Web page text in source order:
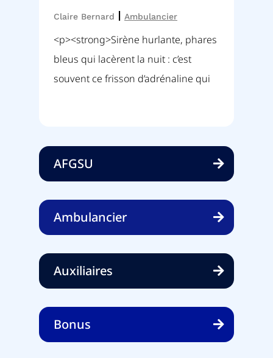
Claire Bernard | Ambulancier
<p><strong>Sirène hurlante, phares
bleus qui lacèrent la nuit : c’est
souvent ce frisson d’adrénaline qui
AFGSU
Ambulancier
Auxiliaires
Bonus